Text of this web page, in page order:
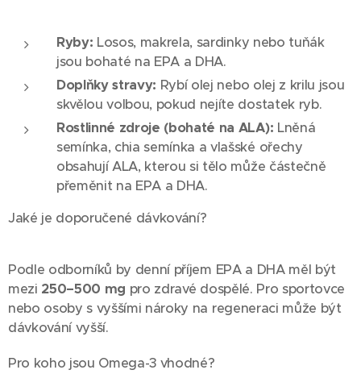
Ryby: Losos, makrela, sardinky nebo tuňák
jsou bohaté na EPA a DHA.
Doplňky stravy: Rybí olej nebo olej z krilu jsou
skvělou volbou, pokud nejíte dostatek ryb.
Rostlinné zdroje (bohaté na ALA): Lněná
semínka, chia semínka a vlašské ořechy
obsahují ALA, kterou si tělo může částečně
přeměnit na EPA a DHA.
Jaké je doporučené dávkování?
Podle odborníků by denní příjem EPA a DHA měl být
mezi 250–500 mg pro zdravé dospělé. Pro sportovce
nebo osoby s vyššími nároky na regeneraci může být
dávkování vyšší.
Pro koho jsou Omega-3 vhodné?